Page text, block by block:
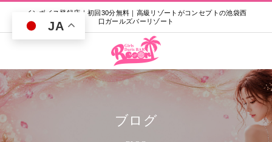
インボイス登録店｜初回30分無料｜高級リゾートがコンセプトの池袋西
口ガールズバーリゾート
ブログ
JA